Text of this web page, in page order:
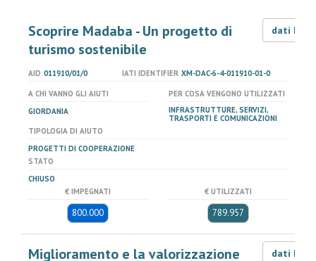
Scoprire Madaba - Un progetto di
turismo sostenibile
dati LOD
AID 011910/01/0 IATI IDENTIFIER XM-DAC-6-4-011910-01-0
A CHI VANNO GLI AIUTI
GIORDANIA
PER COSA VENGONO UTILIZZATI
INFRASTRUTTURE, SERVIZI,
TRASPORTI E COMUNICAZIONI
TIPOLOGIA DI AIUTO
PROGETTI DI COOPERAZIONE
STATO
CHIUSO
€ IMPEGNATI
800.000
€ UTILIZZATI
789.957
Miglioramento e la valorizzazione
dati LOD